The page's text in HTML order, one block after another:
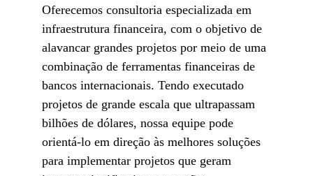
Oferecemos consultoria especializada em
infraestrutura financeira, com o objetivo de
alavancar grandes projetos por meio de uma
combinação de ferramentas financeiras de
bancos internacionais. Tendo executado
projetos de grande escala que ultrapassam
bilhões de dólares, nossa equipe pode
orientá-lo em direção às melhores soluções
para implementar projetos que geram